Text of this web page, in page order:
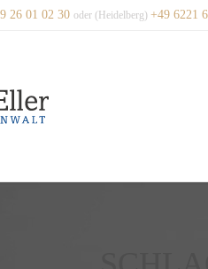
26 01 02 30 oder (Heidelberg) +49 6221